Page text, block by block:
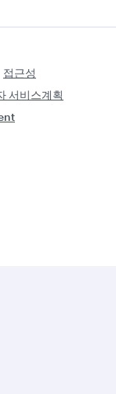
접근성
서비스계획